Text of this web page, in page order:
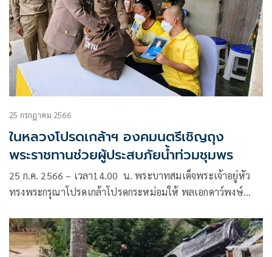
25 กรกฎาคม 2566
ในหลวงโปรดเกล้าฯ องคมนตรีเชิญถุง
พระราชทานช่วยผู้ประสบภัยน้ำท่วมชุมพร
25 ก.ค. 2566 – เวลา14.00 น. พระบาทสมเด็จพระเจ้าอยู่หัว
ทรงพระกรุณาโปรดเกล้าโปรดกระหม่อมให้ พลเอกดาว์พงษ์
พระบรมราชูปถัมภ์ เชิญถุงพระราชทานและเครื่องอุปโภค
บริโภค จำนวน 780 ถุง ไปมอบแก่ผู้ว่าราชการจังหวัด